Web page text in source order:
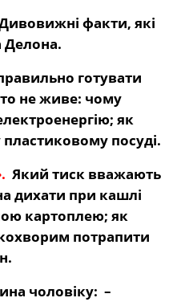
факти, які
Делона.
готувати
не живе: чому
як
пластиковому посуді.
Який тиск вважають
дихати при кашлі
картоплею; як
потрапити
чоловіку: –